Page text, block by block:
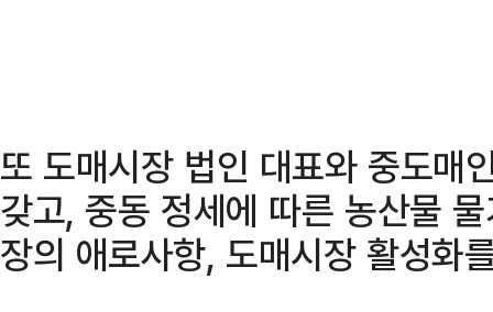
또 도매시장 법인 대표와 중도매
갖고, 중동 정세에 따른 농산물
장의 애로사항, 도매시장 활성화